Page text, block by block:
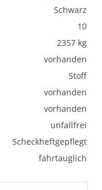
Schwarz
10
2357 kg
vorhanden
Stoff
vorhanden
vorhanden
unfallfrei
Scheckheftgepflegt
fahrtauglich